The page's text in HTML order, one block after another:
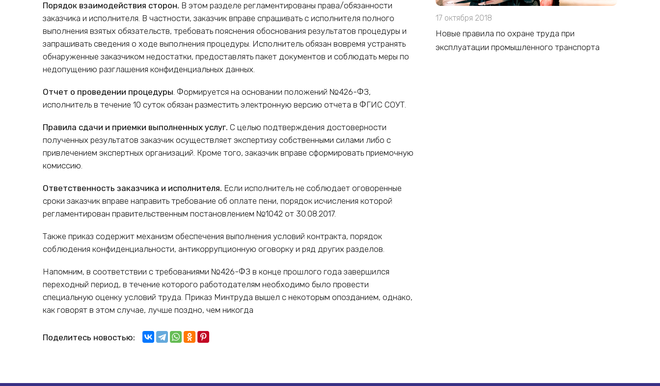
Порядок взаимодействия сторон. В этом разделе регламентированы права/обязанности
заказчика и исполнителя. В частности, заказчик вправе спрашивать с исполнителя полного
выполнения взятых обязательств, требовать пояснения обоснования результатов процедуры и
запрашивать сведения о ходе выполнения процедуры. Исполнитель обязан вовремя устранять
обнаруженные заказчиком недостатки, предоставлять пакет документов и соблюдать меры по
недопущению разглашения конфиденциальных данных.
Отчет о проведении процедуры. Формируется на основании положений №426-ФЗ,
исполнитель в течение 10 суток обязан разместить электронную версию отчета в ФГИС СОУТ.
Правила сдачи и приемки выполненных услуг. С целью подтверждения достоверности
полученных результатов заказчик осуществляет экспертизу собственными силами либо с
привлечением экспертных организаций. Кроме того, заказчик вправе сформировать приемочную
комиссию.
Ответственность заказчика и исполнителя. Если исполнитель не соблюдает оговоренные
сроки заказчик вправе направить требование об оплате пени, порядок исчисления которой
регламентирован правительственным постановлением №1042 от 30.08.2017.
Также приказ содержит механизм обеспечения выполнения условий контракта, порядок
соблюдения конфиденциальности, антикоррупционную оговорку и ряд других разделов.
Напомним, в соответствии с требованиями №426-ФЗ в конце прошлого года завершился
переходный период, в течение которого работодателям необходимо было провести
специальную оценку условий труда. Приказ Минтруда вышел с некоторым опозданием, однако,
как говорят в этом случае, лучше поздно, чем никогда
Поделитесь новостью:
17 октября 2018
Новые правила по охране труда при
эксплуатации промышленного транспорта